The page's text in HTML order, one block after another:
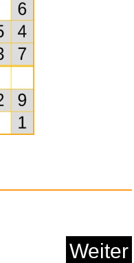
A02
Weiter